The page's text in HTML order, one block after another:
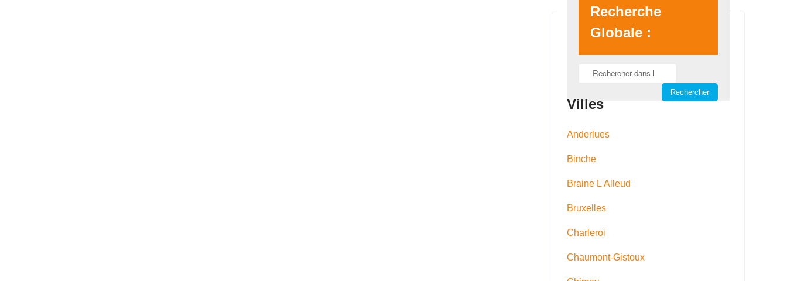
Recherche
Globale :
Villes
Anderlues
Binche
Braine L'Alleud
Bruxelles
Charleroi
Chaumont-Gistoux